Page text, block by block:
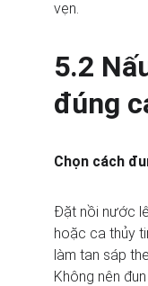
vẹn.
5.2
đúng
Chọn cách
Đặt nồi nước
hoặc ca thủy
làm tan sáp
Không nên